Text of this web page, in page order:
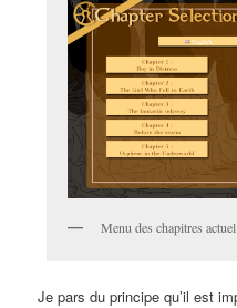
Menu des chapitres
Je pars du principe qu’il est